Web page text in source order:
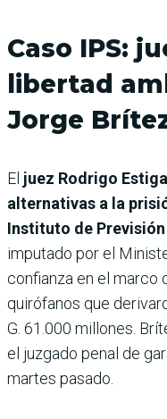
Caso IPS:
libertad
Jorge
El juez Rodrigo
alternativas a la
Instituto de
imputado por el
confianza en el marco
quirófanos que
G. 61.000 millones.
el juzgado penal de
martes pasado.